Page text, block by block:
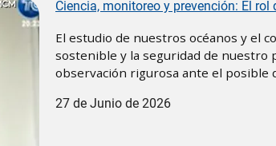
Ciencia, monitoreo y prevención: El
El estudio de nuestros océanos y el
sostenible y la seguridad de nuestro
observación rigurosa ante el posible
27 de Junio de 2026